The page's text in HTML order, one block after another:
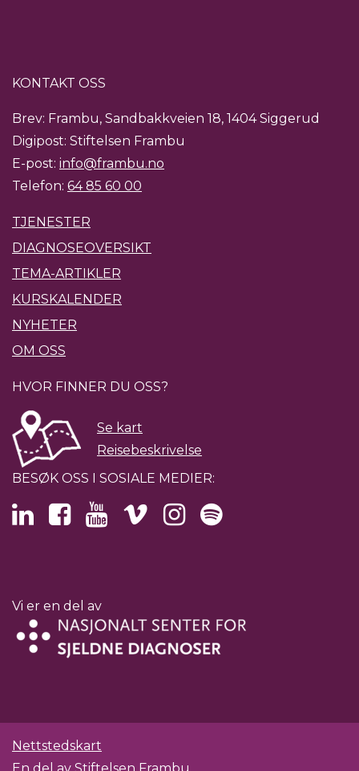
KONTAKT OSS
Brev: Frambu, Sandbakkveien 18, 1404 Siggerud
Digipost: Stiftelsen Frambu
E-post: info@frambu.no
Telefon: 64 85 60 00
TJENESTER
DIAGNOSEOVERSIKT
TEMA-ARTIKLER
KURSKALENDER
NYHETER
OM OSS
HVOR FINNER DU OSS?
Se kart
Reisebeskrivelse
BESØK OSS I SOSIALE MEDIER:
Vi er en del av
Nettstedskart